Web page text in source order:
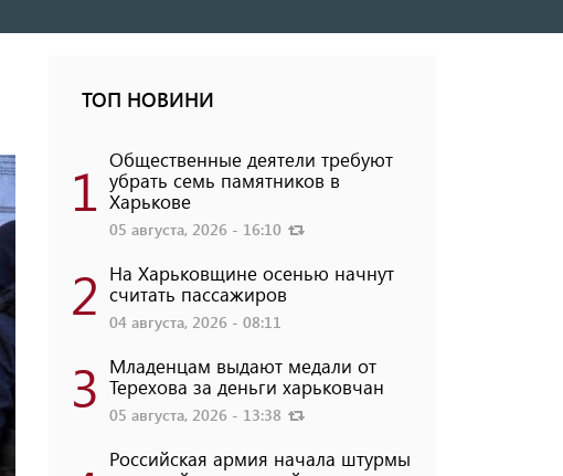
ТОП НОВИНИ
1 Общественные деятели требуют
убрать семь памятников в
Харькове
05 августа, 2026 - 16:10
2 На Харьковщине осенью начнут
считать пассажиров
04 августа, 2026 - 08:11
3 Младенцам выдают медали от
Терехова за деньги харьковчан
05 августа, 2026 - 13:38
Российская армия начала штурмы